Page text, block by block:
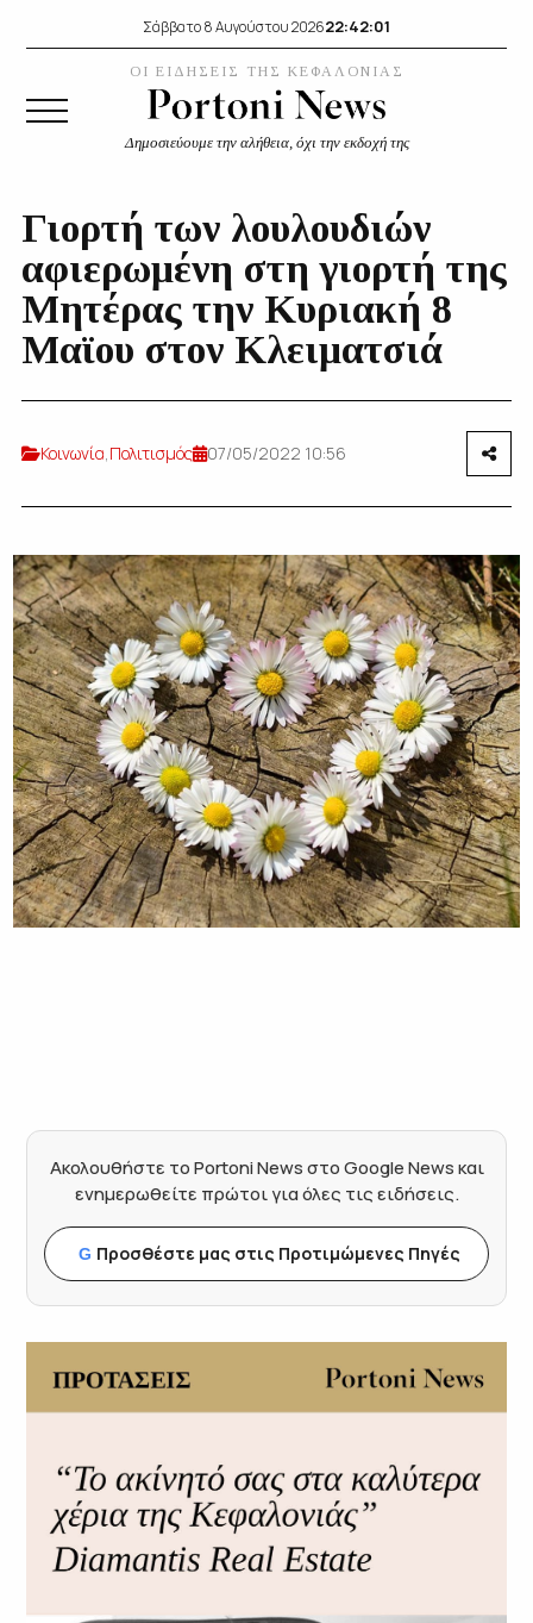
Σάββατο 8 Αυγούστου 202622:42:01
ΟΙ ΕΙΔΗΣΕΙΣ ΤΗΣ ΚΕΦΑΛΟΝΙΑΣ
Δημοσιεύουμε την αλήθεια, όχι την εκδοχή της
Γιορτή των λουλουδιών
αφιερωμένη στη γιορτή της
Μητέρας την Κυριακή 8
Μαϊου στον Κλειματσιά
Κοινωνία,Πολιτισμός 07/05/2022 10:56
Ακολουθήστε το Portoni News στο Google News και
ενημερωθείτε πρώτοι για όλες τις ειδήσεις.
G Προσθέστε μας στις Προτιμώμενες Πηγές